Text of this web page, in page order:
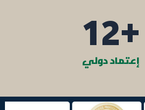
إعتماد دولي
12+